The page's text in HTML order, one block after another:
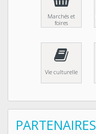
Marchés et
foires
Vie culturelle
PARTENAIRES